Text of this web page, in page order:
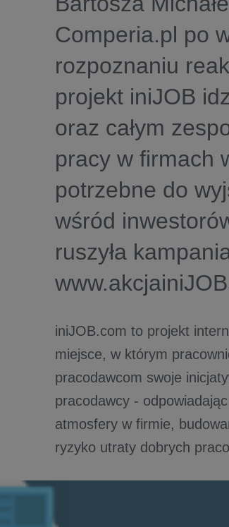
Comperia.pl po
rozpoznaniu
projekt iniJOB
oraz całym
pracy w firmach
potrzebne do
wśród
ruszyła
iniJOB.com to projekt
miejsce, w którym
pracodawcom swoje
pracodawcy -
atmosfery w firmie,
ryzyko utraty dobrych